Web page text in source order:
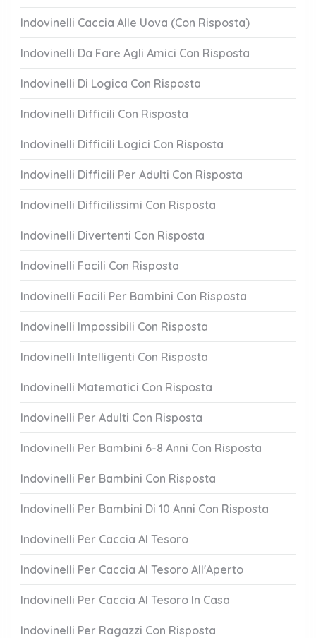
Indovinelli Caccia Alle Uova (Con Risposta)
Indovinelli Da Fare Agli Amici Con Risposta
Indovinelli Di Logica Con Risposta
Indovinelli Difficili Con Risposta
Indovinelli Difficili Logici Con Risposta
Indovinelli Difficili Per Adulti Con Risposta
Indovinelli Difficilissimi Con Risposta
Indovinelli Divertenti Con Risposta
Indovinelli Facili Con Risposta
Indovinelli Facili Per Bambini Con Risposta
Indovinelli Impossibili Con Risposta
Indovinelli Intelligenti Con Risposta
Indovinelli Matematici Con Risposta
Indovinelli Per Adulti Con Risposta
Indovinelli Per Bambini 6-8 Anni Con Risposta
Indovinelli Per Bambini Con Risposta
Indovinelli Per Bambini Di 10 Anni Con Risposta
Indovinelli Per Caccia Al Tesoro
Indovinelli Per Caccia Al Tesoro All'Aperto
Indovinelli Per Caccia Al Tesoro In Casa
Indovinelli Per Ragazzi Con Risposta